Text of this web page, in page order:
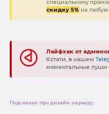
специальному
скидку 5% на любую
Лайфхак от
Кстати, в нашем
моментальные пуши
Подсказки про дизайн-карьеру: